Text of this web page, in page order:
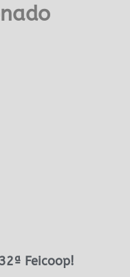
Feicoop!